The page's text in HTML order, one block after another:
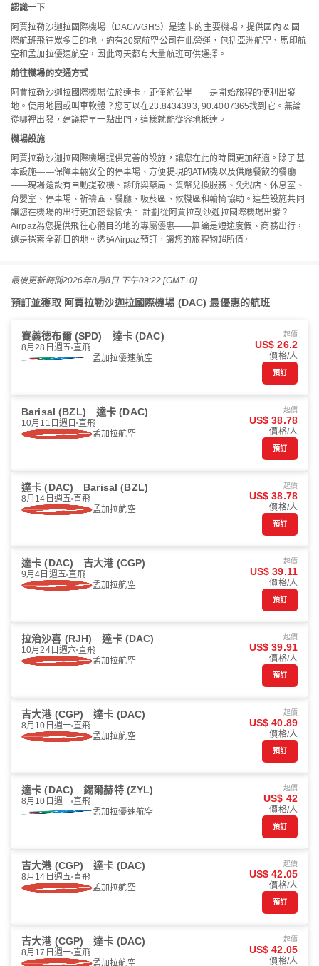
認識一下
阿賈拉勒沙迦拉國際機場（DAC/VGHS）是達卡的主要機場，提供國內 & 國
際航班飛往眾多目的地。約有20家航空公司在此營運，包括亞洲航空、馬印航
空和孟加拉優速航空，因此每天都有大量航班可供選擇。
前往機場的交通方式
阿賈拉勒沙迦拉國際機場位於達卡，距僅約公里——是開始旅程的便利出發
地。使用地圖或叫車軟體？您可以在23.8434393, 90.4007365找到它。無論
從哪裡出發，建議提早一點出門，這樣就能從容地抵達。
機場設施
阿賈拉勒沙迦拉國際機場提供完善的設施，讓您在此的時間更加舒適。除了基
本設施——保障車輛安全的停車場、方便提現的ATM機以及供應餐飲的餐廳
——現場還設有自動提款機、診所與藥局、貨幣兌換服務、免稅店、休息室、
育嬰室、停車場、祈禱區、餐廳、吸菸區、候機區和輪椅協助。這些設施共同
讓您在機場的出行更加輕鬆愉快。 計劃從阿賈拉勒沙迦拉國際機場出發？
Airpaz為您提供飛往心儀目的地的專屬優惠——無論是短途度假、商務出行，
還是探索全新目的地。透過Airpaz預訂，讓您的旅程物超所值。
最後更新時間2026年8月8日 下午09:22 [GMT+0]
預訂並獲取 阿賈拉勒沙迦拉國際機場 (DAC) 最優惠的航班
賽義德布爾 (SPD) 達卡 (DAC)
8月28日週五 直飛
孟加拉優速航空
起價
US$ 26.2
價格/人
預訂
Barisal (BZL) 達卡 (DAC)
10月11日週日 直飛
孟加拉航空
起價
US$ 38.78
價格/人
預訂
達卡 (DAC) Barisal (BZL)
8月14日週五 直飛
孟加拉航空
起價
US$ 38.78
價格/人
預訂
達卡 (DAC) 吉大港 (CGP)
9月4日週五 直飛
孟加拉航空
起價
US$ 39.11
價格/人
預訂
拉治沙喜 (RJH) 達卡 (DAC)
10月24日週六 直飛
孟加拉航空
起價
US$ 39.91
價格/人
預訂
吉大港 (CGP) 達卡 (DAC)
8月10日週一 直飛
孟加拉航空
起價
US$ 40.89
價格/人
預訂
達卡 (DAC) 錫爾赫特 (ZYL)
8月10日週一 直飛
孟加拉優速航空
起價
US$ 42
價格/人
預訂
吉大港 (CGP) 達卡 (DAC)
8月14日週五 直飛
孟加拉航空
起價
US$ 42.05
價格/人
預訂
吉大港 (CGP) 達卡 (DAC)
8月17日週一 直飛
孟加拉航空
起價
US$ 42.05
價格/人